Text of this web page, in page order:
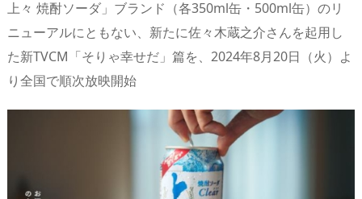
d
s
d
o
n
y r ar
d
ro
p.
io
上々 焼酎ソーダ」ブランド（各350ml缶・500ml缶）のリ
ニューアルにともない、新たに佐々木蔵之介さんを起用し
た新TVCM「そりゃ幸せだ」篇を、2024年8月20日（火）よ
り全国で順次放映開始